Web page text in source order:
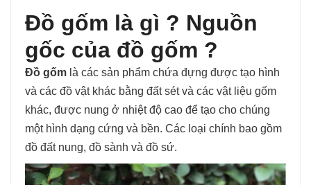
Đồ gốm là gì ? Nguồn
gốc của đồ gốm ?
Đồ gốm là các sản phẩm chứa đựng được tạo hình
và các đồ vật khác bằng đất sét và các vật liệu gốm
khác, được nung ở nhiệt độ cao để tạo cho chúng
một hình dạng cứng và bền. Các loại chính bao gồm
đồ đất nung, đồ sành và đồ sứ.